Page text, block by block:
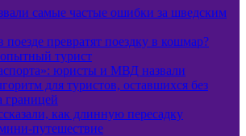
самые частые ошибки за шведским
превратят поездку в кошмар?
опытный турист
юристы и МВД назвали
для туристов, оставшихся без
границей
как длинную пересадку
путешествие